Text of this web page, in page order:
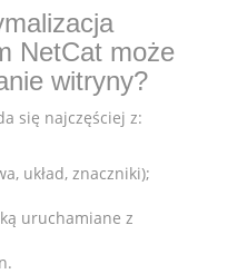
NetCat może
witryny?
się najczęściej z:
układ, znaczniki);
uruchamiane z